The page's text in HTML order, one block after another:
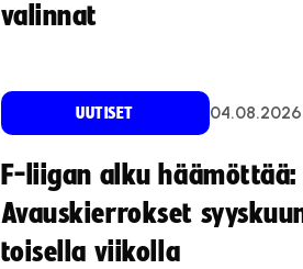
valinnat
UUTISET 04.08.2026
F-liigan alku häämöttää:
Avauskierrokset
toisella viikolla